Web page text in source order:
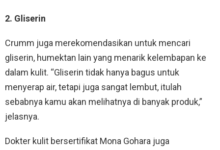
2. Gliserin
Crumm juga merekomendasikan untuk mencari
gliserin, humektan lain yang menarik kelembapan ke
dalam kulit. “Gliserin tidak hanya bagus untuk
menyerap air, tetapi juga sangat lembut, itulah
sebabnya kamu akan melihatnya di banyak produk,”
jelasnya.
Dokter kulit bersertifikat Mona Gohara juga